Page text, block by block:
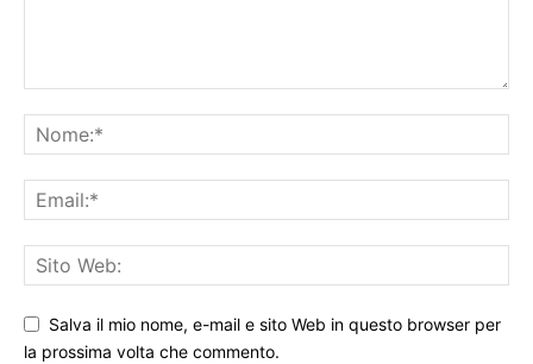
Salva il mio nome, e-mail e sito Web in questo browser per
la prossima volta che commento.